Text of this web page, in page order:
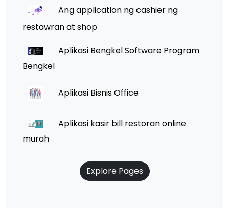
Ang application ng cashier ng
restawran at shop
Aplikasi Bengkel Software Program
Bengkel
Aplikasi Bisnis Office
Aplikasi kasir bill restoran online
murah
Explore Pages